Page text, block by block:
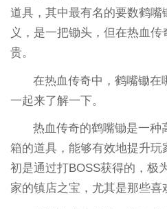
道具，其中最有名的要数鹤嘴
义，是一把锄头，但在热血
贵。
在热血传奇中，鹤嘴锄在
一起来了解一下。
热血传奇的鹤嘴锄是一种
箱的道具，能够有效地提升玩
初是通过打BOSS获得的，极
家的镇店之宝，尤其是那些喜